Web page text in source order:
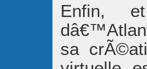
Enfin,
sa